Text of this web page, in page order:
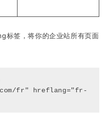
标签，将你的企业站所有页面
fr" hreflang="fr-